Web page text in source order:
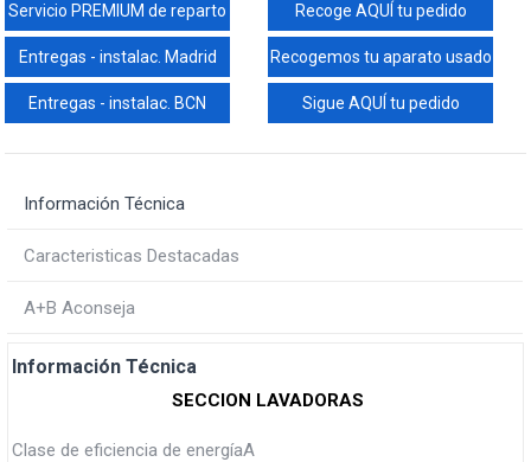
Servicio PREMIUM de reparto Recoge AQUÍ tu pedido
Entregas - instalac. Madrid Recogemos tu aparato usado
Entregas - instalac. BCN Sigue AQUÍ tu pedido
Información Técnica
Caracteristicas Destacadas
A+B Aconseja
Información Técnica
SECCION LAVADORAS
Clase de eficiencia de energíaA